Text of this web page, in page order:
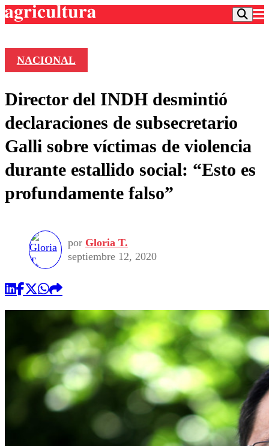
Frecuencias
Agricultura TV
Deportes
Colo Colo
Motor
Otros Deportes
Seleccion Chilena
Universidad Católica
Universidad de Chile
Entretención
Noticias
Dato Practico
Economía
Política
Sustentabilidad
Vida Social
Publicaciones en medios
Comercial
NACIONAL
Director del INDH desmintió
declaraciones de subsecretario
Galli sobre víctimas de violencia
durante estallido social: “Esto es
profundamente falso”
por Gloria T.
septiembre 12, 2020